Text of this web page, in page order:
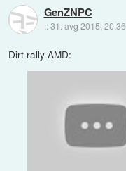
GenZNPC
::31. avg 2015, 20:36
Dirt rally AMD: